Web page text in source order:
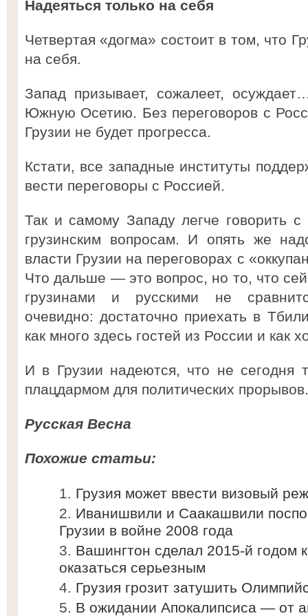
Надеяться только на себя
Четвертая «догма» состоит в том, что
на себя.
Запад призывает, сожалеет,
Южную Осетию. Без переговоров с
Грузии не будет прогресса.
Кстати, все западные институты
вести переговоры с Россией.
Так и самому Западу легче говорить
грузинским вопросам. И опять же
власти Грузии на переговорах с
Что дальше — это вопрос, но то, что
грузинами и русскими не
очевидно: достаточно приехать в
как много здесь гостей из России и как
И в Грузии надеются, что не сегодня
плацдармом для политических прорывов.
Русская Весна
Похожие статьи:
Грузия может ввести визовый
Иванишвили и Саакашвили
Грузии в войне 2008 года
Вашингтон сделал 2015-й годом
оказаться серьезным
Грузия грозит затушить
В ожидании Апокалипсиса — от